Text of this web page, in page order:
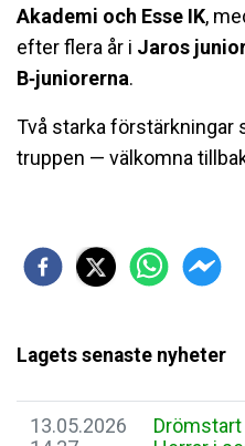
Akademi och Esse IK,
efter flera år i Jaros
B‑juniorerna.
Två starka förstärkningar
truppen — välkomna
Lagets senaste nyheter
13.05.2026